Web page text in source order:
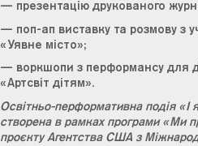
— презентацію друкованого
— поп-ап виставку та розмову з
«Уявне місто»;
— воркшопи з перформансу для
«Артсвіт дітям».
Освітньо-перформативна подія «І
створена в рамках програми «Ми
проєкту Агентства США з